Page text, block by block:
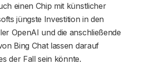
einen Chip mit künstlicher
jüngste Investition in den
OpenAI und die anschließende
Bing Chat lassen darauf
der Fall sein könnte.